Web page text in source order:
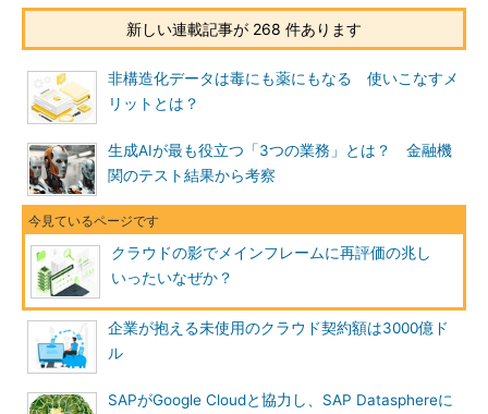
新しい連載記事が 268 件あります
非構造化データは毒にも薬にもなる 使いこなすメ
リットとは？
生成AIが最も役立つ「3つの業務」とは？ 金融機
関のテスト結果から考察
クラウドの影でメインフレームに再評価の兆し
いったいなぜか？
企業が抱える未使用のクラウド契約額は3000億ド
ル
SAPがGoogle Cloudと協力し、SAP Datasphereに